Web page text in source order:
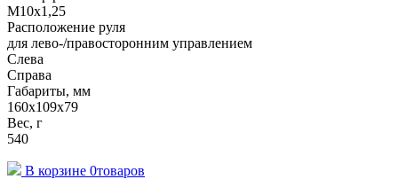
M10x1,25
Расположение руля
для лево-/правосторонним управлением
Слева
Справа
Габариты, мм
160x109x79
Вес, г
540
В корзине 0товаров